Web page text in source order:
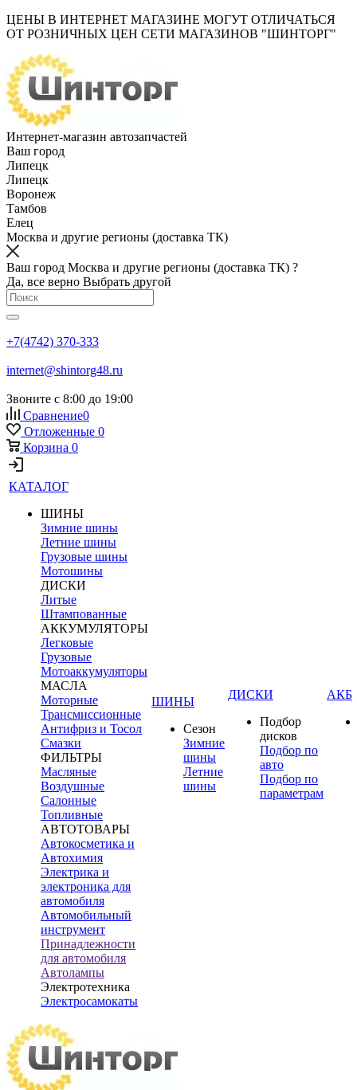
ЦЕНЫ В ИНТЕРНЕТ МАГАЗИНЕ МОГУТ ОТЛИЧАТЬСЯ
ОТ РОЗНИЧНЫХ ЦЕН СЕТИ МАГАЗИНОВ "ШИНТОРГ"
Интернет-магазин автозапчастей
Ваш город
Липецк
Липецк
Воронеж
Тамбов
Елец
Москва и другие регионы (доставка ТК)
Ваш город Москва и другие регионы (доставка ТК) ?
Да, все верно Выбрать другой
+7(4742) 370-333
internet@shintorg48.ru
Звоните с 8:00 до 19:00
Сравнение0
Отложенные 0
Корзина 0
КАТАЛОГ
ШИНЫ
Зимние шины
Летние шины
Грузовые шины
Мотошины
ДИСКИ
Литые
Штампованные
АККУМУЛЯТОРЫ
Легковые
Грузовые
Мотоаккумуляторы
МАСЛА
Моторные
Трансмиссионные
Антифриз и Тосол
Смазки
ФИЛЬТРЫ
Масляные
Воздушные
Салонные
Топливные
АВТОТОВАРЫ
Автокосметика и
Автохимия
Электрика и
электроника для
автомобиля
Автомобильный
инструмент
Принадлежности
для автомобиля
Автолампы
Электротехника
Электросамокаты
ШИНЫ
Сезон
Зимние
шины
Летние
шины
ДИСКИ
Подбор
дисков
Подбор по
авто
Подбор по
параметрам
АКБ